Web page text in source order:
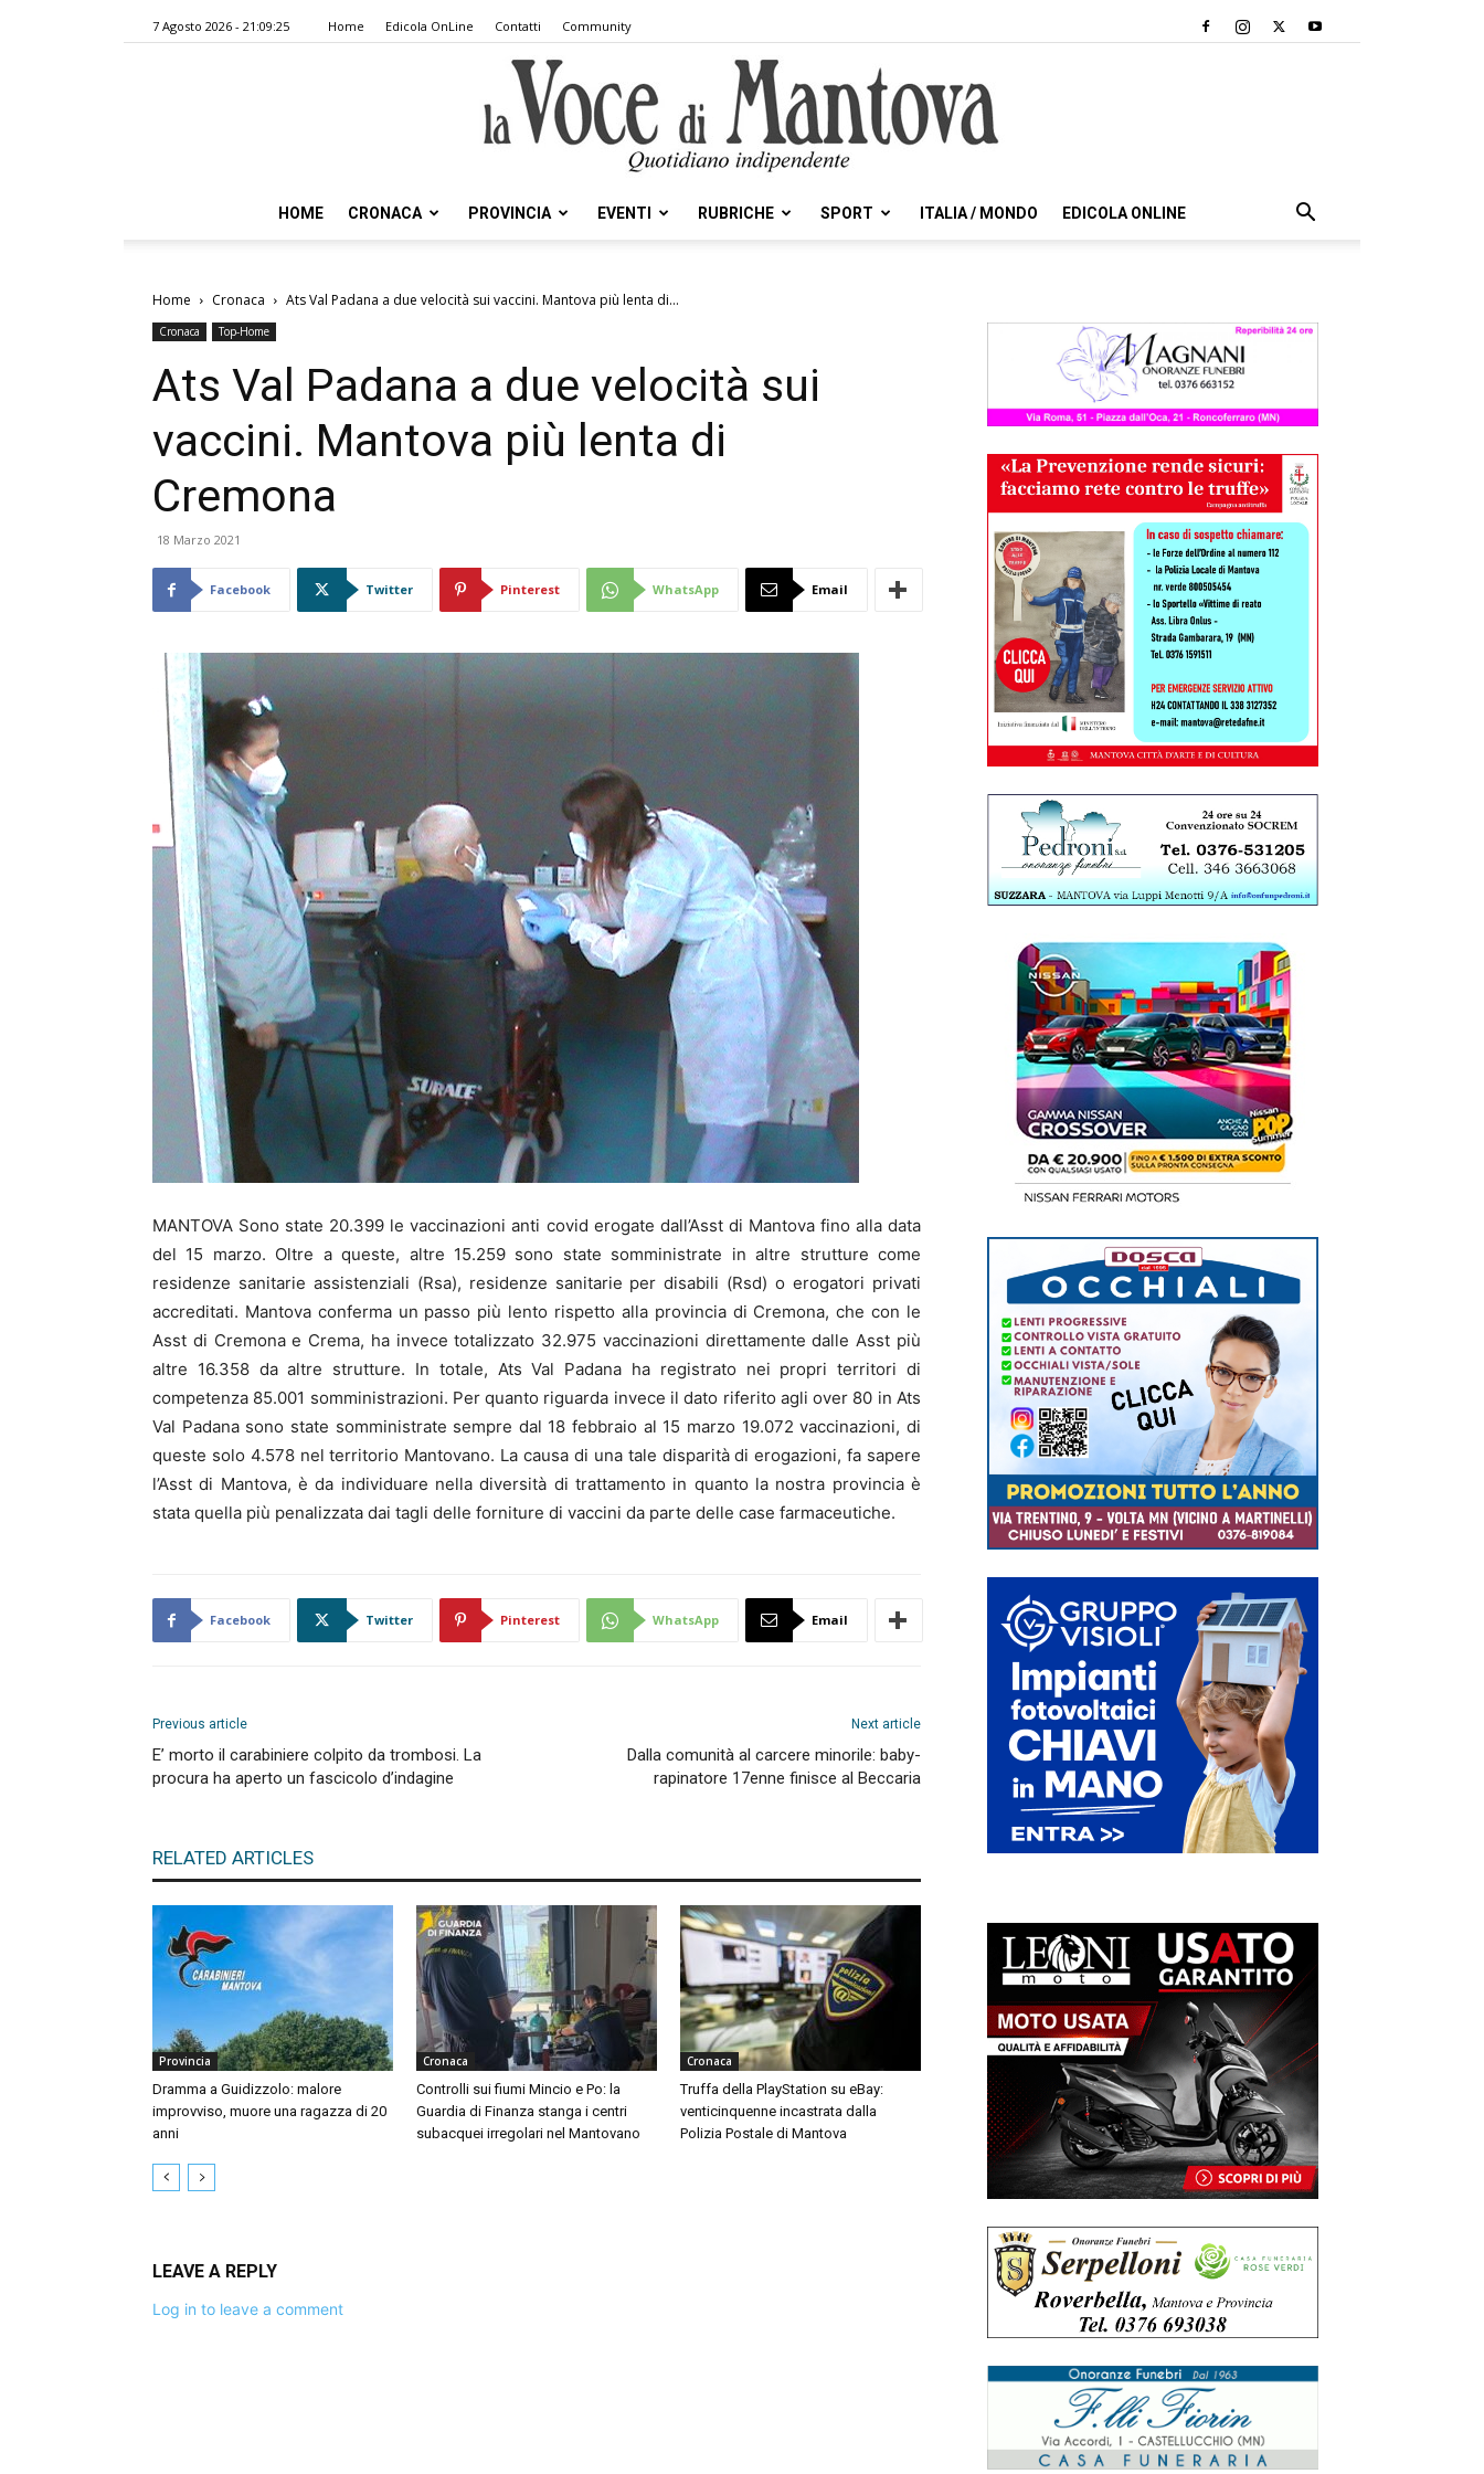
7 Agosto 2026 - 21:09:25 Home Edicola OnLine Contatti Community
Voce
Mantova
HOME CRONACA PROVINCIA EVENTI RUBRICHE SPORT ITALIA / MONDO EDICOLA ONLINE
Home Cronaca Ats Val Padana a due velocità sui vaccini. Mantova più lenta di...
Cronaca Top-Home
Ats Val Padana a due velocità sui
vaccini. Mantova più lenta di
Cremona
18 Marzo 2021
Facebook Twitter Pinterest WhatsApp Email
MANTOVA Sono state 20.399 le vaccinazioni anti covid erogate dall’Asst di Mantova fino alla data
del 15 marzo. Oltre a queste, altre 15.259 sono state somministrate in altre strutture come
residenze sanitarie assistenziali (Rsa), residenze sanitarie per disabili (Rsd) o erogatori privati
accreditati. Mantova conferma un passo più lento rispetto alla provincia di Cremona, che con le
Asst di Cremona e Crema, ha invece totalizzato 32.975 vaccinazioni direttamente dalle Asst più
altre 16.358 da altre strutture. In totale, Ats Val Padana ha registrato nei propri territori di
competenza 85.001 somministrazioni. Per quanto riguarda invece il dato riferito agli over 80 in Ats
Val Padana sono state somministrate sempre dal 18 febbraio al 15 marzo 19.072 vaccinazioni, di
queste solo 4.578 nel territorio Mantovano. La causa di una tale disparità di erogazioni, fa sapere
l’Asst di Mantova, è da individuare nella diversità di trattamento in quanto la nostra provincia è
stata quella più penalizzata dai tagli delle forniture di vaccini da parte delle case farmaceutiche.
Facebook Twitter Pinterest WhatsApp Email
Previous article
E’ morto il carabiniere colpito da trombosi. La
procura ha aperto un fascicolo d’indagine
Next article
Dalla comunità al carcere minorile: baby-
rapinatore 17enne finisce al Beccaria
RELATED ARTICLES
Provincia
Dramma a Guidizzolo: malore
improvviso, muore una ragazza di 20
anni
Cronaca
Controlli sui fiumi Mincio e Po: la
Guardia di Finanza stanga i centri
subacquei irregolari nel Mantovano
Cronaca
Truffa della PlayStation su eBay:
venticinquenne incastrata dalla
Polizia Postale di Mantova
LEAVE A REPLY
Log in to leave a comment